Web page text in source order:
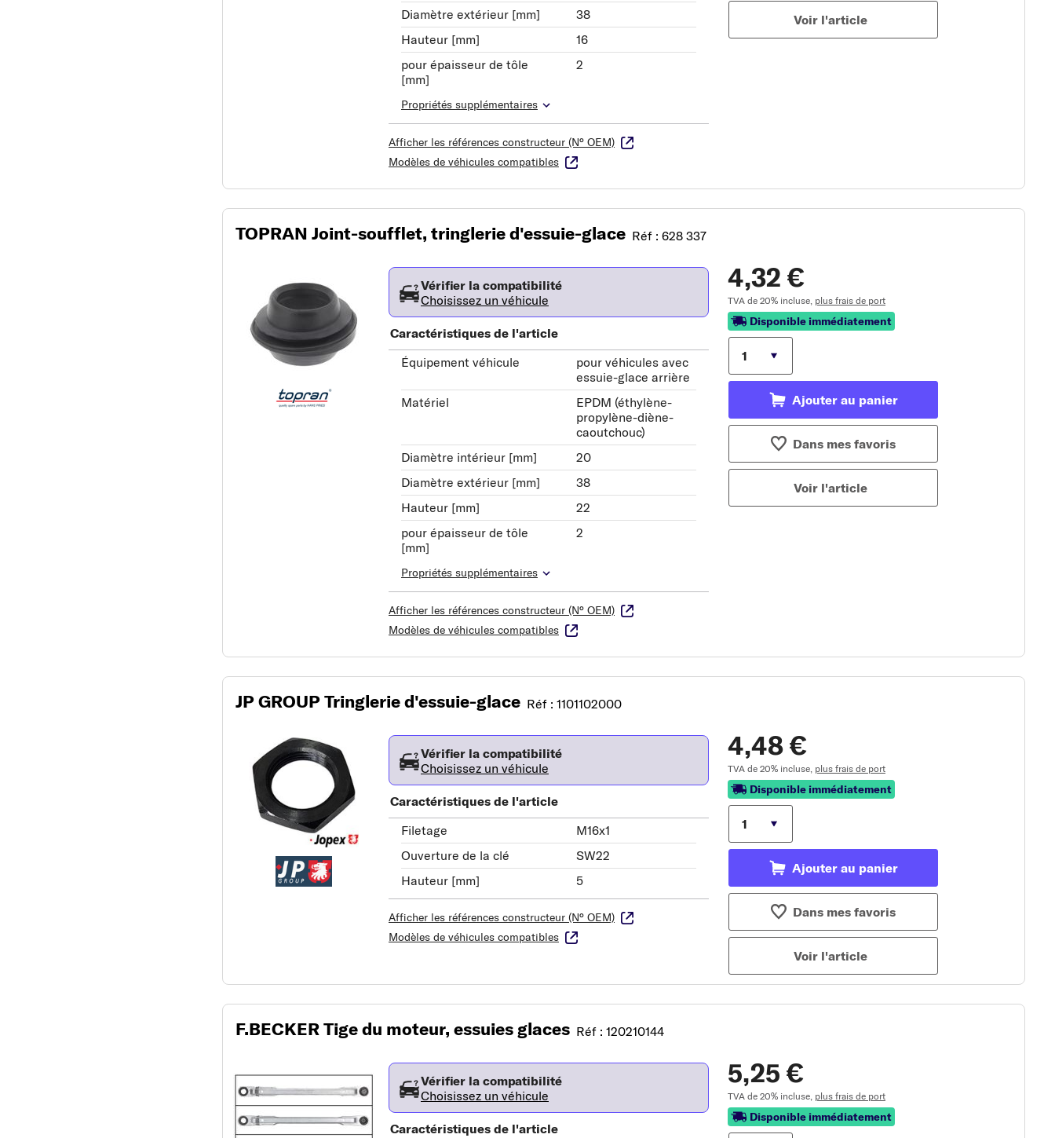
Diamètre extérieur [mm]
38
Hauteur [mm]
16
pour épaisseur de tôle
[mm]
2
Propriétés supplémentaires
Afficher les références constructeur (N° OEM)
Modèles de véhicules compatibles
Voir l'article
TOPRAN Joint-soufflet, tringlerie d'essuie-glace Réf : 628 337
Vérifier la compatibilité
Choisissez un véhicule
Caractéristiques de l'article
Équipement véhicule
pour véhicules avec
essuie-glace arrière
Matériel
EPDM (éthylène-
propylène-diène-
caoutchouc)
Diamètre intérieur [mm]
20
Diamètre extérieur [mm]
38
Hauteur [mm]
22
pour épaisseur de tôle
[mm]
2
Propriétés supplémentaires
Afficher les références constructeur (N° OEM)
Modèles de véhicules compatibles
4,32 €
TVA de 20% incluse, plus frais de port
Disponible immédiatement
Ajouter au panier
Dans mes favoris
Voir l'article
JP GROUP Tringlerie d'essuie-glace Réf : 1101102000
Vérifier la compatibilité
Choisissez un véhicule
Caractéristiques de l'article
Filetage
M16x1
Ouverture de la clé
SW22
Hauteur [mm]
5
Afficher les références constructeur (N° OEM)
Modèles de véhicules compatibles
4,48 €
TVA de 20% incluse, plus frais de port
Disponible immédiatement
Ajouter au panier
Dans mes favoris
Voir l'article
F.BECKER Tige du moteur, essuies glaces Réf : 120210144
Vérifier la compatibilité
Choisissez un véhicule
Caractéristiques de l'article
5,25 €
TVA de 20% incluse, plus frais de port
Disponible immédiatement